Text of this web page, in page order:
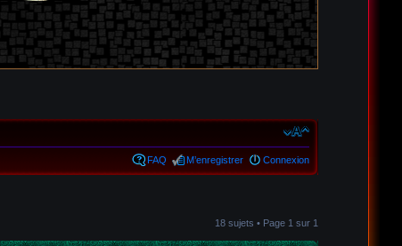
FAQ M’enregistrer Connexion
18 sujets • Page 1 sur 1